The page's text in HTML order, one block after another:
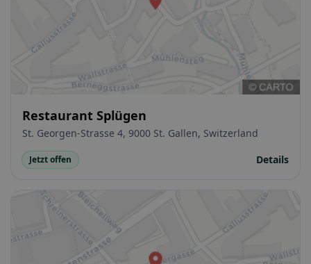
Restaurant Splügen
St. Georgen-Strasse 4, 9000 St. Gallen, Switzerland
Jetzt offen Details